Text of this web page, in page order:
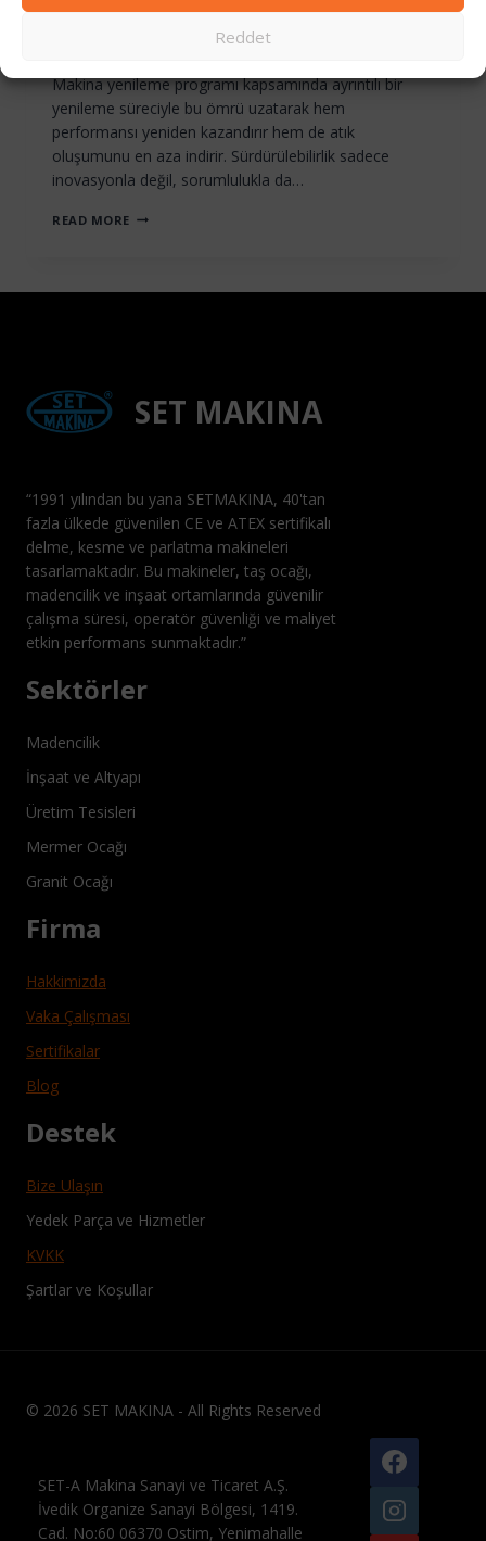
Reddet
verimlilik ve kaynak kullanımıyla ölçülür; ancak asıl etki,
bir makinenin ne kadar uzun süre çalışır durumda
Makina yenileme programı kapsamında ayrıntılı bir
yenileme süreciyle bu ömrü uzatarak hem
performansı yeniden kazandırır hem de atık
oluşumunu en aza indirir. Sürdürülebilirlik sadece
inovasyonla değil, sorumlulukla da…
READ MORE YENILEME,
MAKINA’NIN
SET MAKINA
“1991 yılından bu yana SETMAKINA, 40'tan
fazla ülkede güvenilen CE ve ATEX sertifikalı
delme, kesme ve parlatma makineleri
tasarlamaktadır. Bu makineler, taş ocağı,
madencilik ve inşaat ortamlarında güvenilir
çalışma süresi, operatör güvenliği ve maliyet
etkin performans sunmaktadır.”
Sektörler
Madencilik
İnşaat ve Altyapı
Üretim Tesisleri
Mermer Ocağı
Granit Ocağı
Firma
Hakkimizda
Vaka Çalışması
Sertifikalar
Blog
Destek
Bize Ulaşın
Yedek Parça ve Hizmetler
KVKK
Şartlar ve Koşullar
© 2026 SET MAKINA - All Rights Reserved
SET-A Makina Sanayi ve Ticaret A.Ş.
İvedik Organize Sanayi Bölgesi, 1419.
Cad. No:60 06370 Ostim, Yenimahalle